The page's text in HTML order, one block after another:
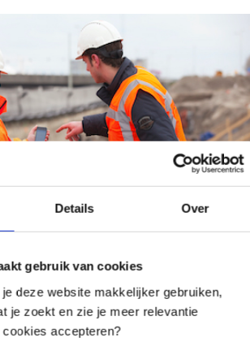
Details Over
gebruik van cookies
deze website makkelijker gebruiken,
je zoekt en zie je meer relevantie
accepteren?
op rij:
projecten en Klic-meldingen
toewijzen & vooraf plannen, eenvoudig